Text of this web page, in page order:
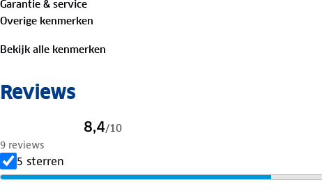
Garantie & service
Overige kenmerken
Bekijk alle kenmerken
Reviews
8,4/10
9 reviews
5 sterren